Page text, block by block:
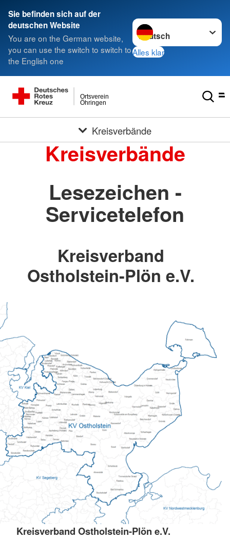
Sie befinden sich auf der
deutschen Website
You are on the German website,
you can use the switch to switch to
the English one
Sprache wechseln zu
Alles klar
Öhringen
Ortsverein
Kreisverbände
Kreisverbände
Lesezeichen -
Servicetelefon
Kreisverband
Ostholstein-Plön e.V.
Kreisverband Ostholstein-Plön e.V.